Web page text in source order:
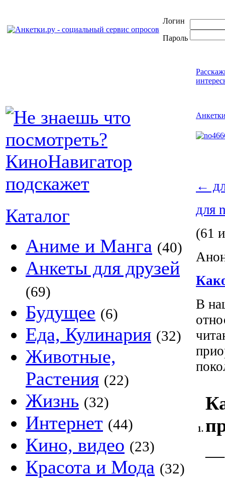
Логин
Пароль
Каталог
Аниме и Манга (40)
Анкеты для друзей
(69)
Будущее (6)
Еда, Кулинария (32)
Животные,
Растения (22)
Жизнь (32)
Интернет (44)
Кино, видео (23)
Красота и Мода (32)
←
для
(61
В
1.
—